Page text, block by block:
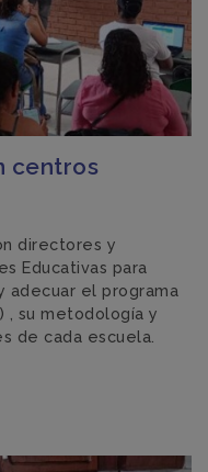
centros
directores y
Educativas para
adecuar el programa
, su metodología y
de cada escuela.